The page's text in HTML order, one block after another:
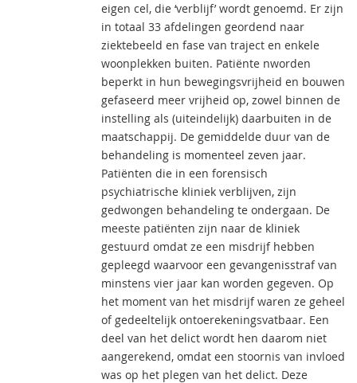
eigen cel, die ‘verblijf’ wordt genoemd. Er zijn
in totaal 33 afdelingen geordend naar
ziektebeeld en fase van traject en enkele
woonplekken buiten. Patiënte nworden
beperkt in hun bewegingsvrijheid en bouwen
gefaseerd meer vrijheid op, zowel binnen de
instelling als (uiteindelijk) daarbuiten in de
maatschappij. De gemiddelde duur van de
behandeling is momenteel zeven jaar.
Patiënten die in een forensisch
psychiatrische kliniek verblijven, zijn
gedwongen behandeling te ondergaan. De
meeste patiënten zijn naar de kliniek
gestuurd omdat ze een misdrijf hebben
gepleegd waarvoor een gevangenisstraf van
minstens vier jaar kan worden gegeven. Op
het moment van het misdrijf waren ze geheel
of gedeeltelijk ontoerekeningsvatbaar. Een
deel van het delict wordt hen daarom niet
aangerekend, omdat een stoornis van invloed
was op het plegen van het delict. Deze